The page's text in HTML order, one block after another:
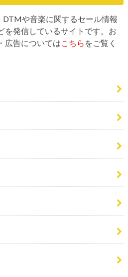
を発信しているサイトです。お
広告についてはこちらをご覧く